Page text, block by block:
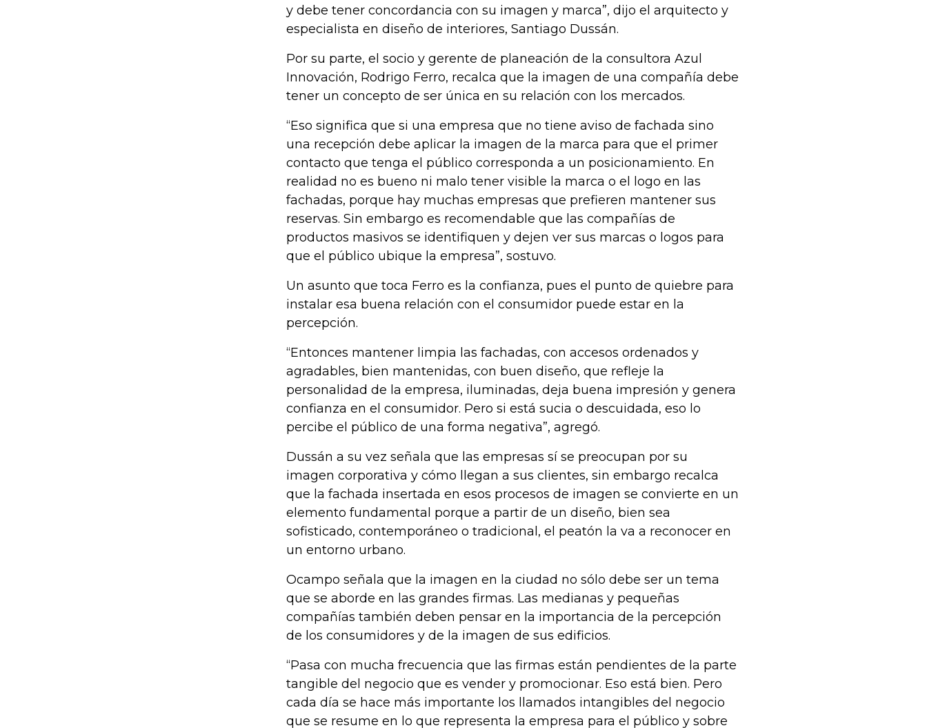
y debe tener concordancia con su imagen y marca”, dijo el arquitecto y
especialista en diseño de interiores, Santiago Dussán.
Por su parte, el socio y gerente de planeación de la consultora Azul
Innovación, Rodrigo Ferro, recalca que la imagen de una compañía debe
tener un concepto de ser única en su relación con los mercados.
“Eso significa que si una empresa que no tiene aviso de fachada sino
una recepción debe aplicar la imagen de la marca para que el primer
contacto que tenga el público corresponda a un posicionamiento. En
realidad no es bueno ni malo tener visible la marca o el logo en las
fachadas, porque hay muchas empresas que prefieren mantener sus
reservas. Sin embargo es recomendable que las compañías de
productos masivos se identifiquen y dejen ver sus marcas o logos para
que el público ubique la empresa”, sostuvo.
Un asunto que toca Ferro es la confianza, pues el punto de quiebre para
instalar esa buena relación con el consumidor puede estar en la
percepción.
“Entonces mantener limpia las fachadas, con accesos ordenados y
agradables, bien mantenidas, con buen diseño, que refleje la
personalidad de la empresa, iluminadas, deja buena impresión y genera
confianza en el consumidor. Pero si está sucia o descuidada, eso lo
percibe el público de una forma negativa”, agregó.
Dussán a su vez señala que las empresas sí se preocupan por su
imagen corporativa y cómo llegan a sus clientes, sin embargo recalca
que la fachada insertada en esos procesos de imagen se convierte en un
elemento fundamental porque a partir de un diseño, bien sea
sofisticado, contemporáneo o tradicional, el peatón la va a reconocer en
un entorno urbano.
Ocampo señala que la imagen en la ciudad no sólo debe ser un tema
que se aborde en las grandes firmas. Las medianas y pequeñas
compañías también deben pensar en la importancia de la percepción
de los consumidores y de la imagen de sus edificios.
“Pasa con mucha frecuencia que las firmas están pendientes de la parte
tangible del negocio que es vender y promocionar. Eso está bien. Pero
cada día se hace más importante los llamados intangibles del negocio
que se resume en lo que representa la empresa para el público y sobre